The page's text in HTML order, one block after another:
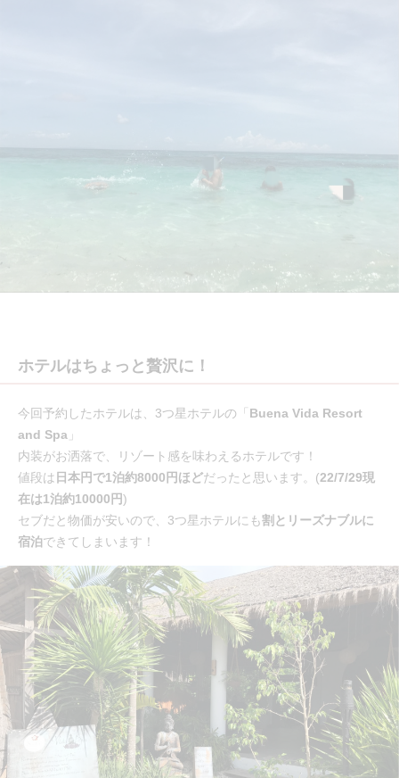
ホテルはちょっと贅沢に！
今回予約したホテルは、3つ星ホテルの「 Buena Vida Resort
and Spa 」
内装がお洒落で、リゾート感を味わえるホテルです！
値段は 日本円で1泊約8000円ほどだったと思います。(22/7/29現
在は1泊約10000円)
セブだと物価が安いので、3つ星ホテルにも割とリーズナブルに
宿泊できてしまいます！